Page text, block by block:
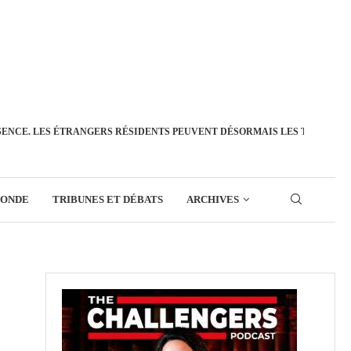
LES ÉTRANGERS RÉSIDENTS PEUVENT DÉSORMAIS LES
TRIBUNES ET DÉBATS ARCHIVES